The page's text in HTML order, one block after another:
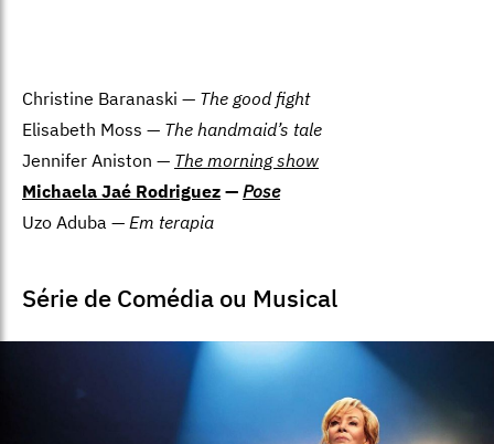
Christine Baranaski — The good fight
Elisabeth Moss — The handmaid’s tale
Jennifer Aniston — The morning show
Michaela Jaé Rodriguez — Pose
Uzo Aduba — Em terapia
Série de Comédia ou Musical